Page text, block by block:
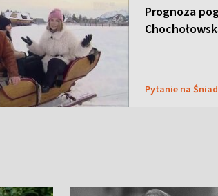
Prognoza
Pytanie na